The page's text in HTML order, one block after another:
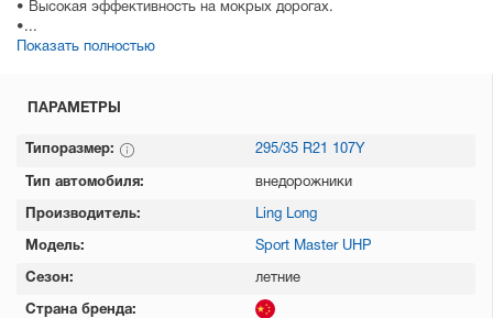
• Высокая эффективность на мокрых дорогах.
•...
Показать полностью
ПАРАМЕТРЫ
Типоразмер: 295/35 R21 107Y
Тип автомобиля: внедорожники
Производитель: Ling Long
Модель: Sport Master UHP
Сезон: летние
Страна бренда: